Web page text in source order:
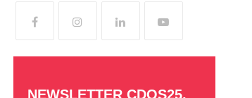
NEWSLETTER CDOS25,